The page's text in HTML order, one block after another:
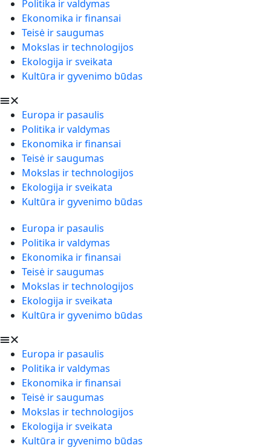
Politika ir valdymas
Ekonomika ir finansai
Teisė ir saugumas
Mokslas ir technologijos
Ekologija ir sveikata
Kultūra ir gyvenimo būdas
Europa ir pasaulis
Politika ir valdymas
Ekonomika ir finansai
Teisė ir saugumas
Mokslas ir technologijos
Ekologija ir sveikata
Kultūra ir gyvenimo būdas
Europa ir pasaulis
Politika ir valdymas
Ekonomika ir finansai
Teisė ir saugumas
Mokslas ir technologijos
Ekologija ir sveikata
Kultūra ir gyvenimo būdas
Europa ir pasaulis
Politika ir valdymas
Ekonomika ir finansai
Teisė ir saugumas
Mokslas ir technologijos
Ekologija ir sveikata
Kultūra ir gyvenimo būdas